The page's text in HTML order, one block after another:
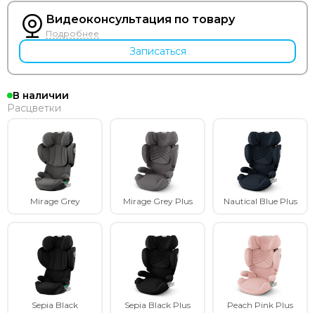
Видеоконсультация по товару
Подробнее
Записаться
В наличии
Расцветки
Mirage Grey Mirage Grey Plus Nautical Blue Plus
Sepia Black Sepia Black Plus Peach Pink Plus